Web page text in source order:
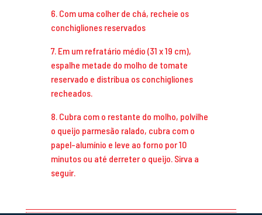
6. Com uma colher de chá, recheie os
conchigliones reservados
7. Em um refratário médio (31 x 19 cm),
espalhe metade do molho de tomate
reservado e distribua os conchigliones
recheados.
8. Cubra com o restante do molho, polvilhe
o queijo parmesão ralado, cubra com o
papel-alumínio e leve ao forno por 10
minutos ou até derreter o queijo. Sirva a
seguir.